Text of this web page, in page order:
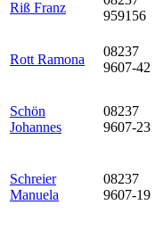
Riß Franz
959156
Rott Ramona
08237
9607-42
Schön
Johannes
08237
9607-23
Schreier
Manuela
08237
9607-19